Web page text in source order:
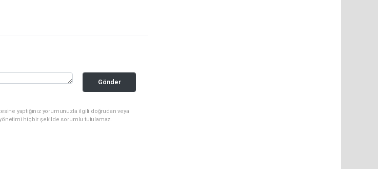
Gönder
yaptığınız yorumunuzla ilgili doğrudan veya
hiçbir şekilde sorumlu tutulamaz.